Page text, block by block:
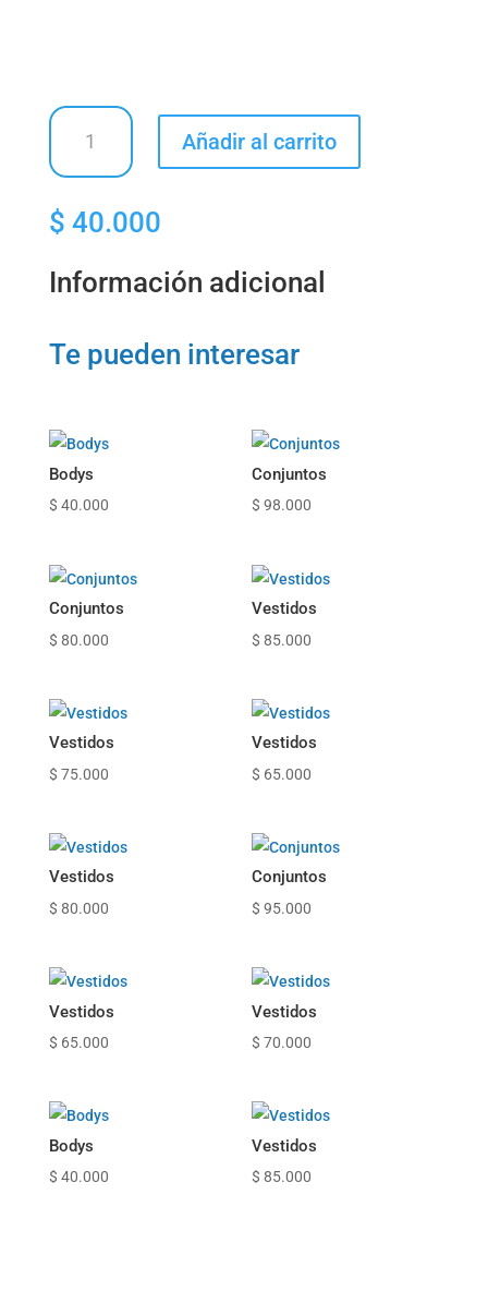
Bodys
cantidad
Añadir al carrito
$ 40.000
Información adicional
Te pueden interesar
Bodys
$ 40.000
Conjuntos
$ 98.000
Conjuntos
$ 80.000
Vestidos
$ 85.000
Vestidos
$ 75.000
Vestidos
$ 65.000
Vestidos
$ 80.000
Conjuntos
$ 95.000
Vestidos
$ 65.000
Vestidos
$ 70.000
Bodys
$ 40.000
Vestidos
$ 85.000